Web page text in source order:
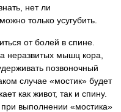
нет ли
только усугубить.
от болей в спине.
неразвитых мышц кора,
позвоночный
случае «мостик» будет
как живот, так и спину.
выполнении «мостика»